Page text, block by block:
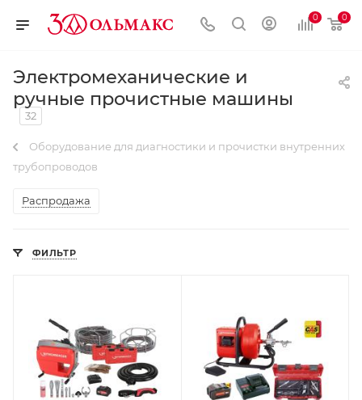
0 0
Электромеханические и
ручные прочистные машины
32
Оборудование для диагностики и прочистки внутренних
трубопроводов
Распродажа
ФИЛЬТР